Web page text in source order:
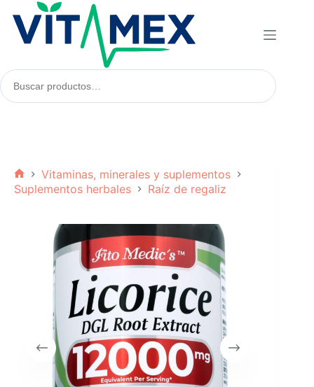
contenido
Buscar
productos:
Inicio
Vitaminas, minerales y suplementos
Suplementos herbales
Raíz de regaliz